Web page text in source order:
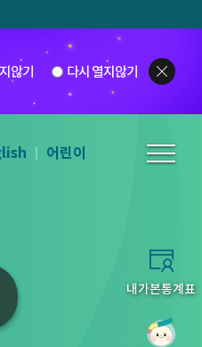
않기 다시 열지않기
어린이
내가본통계표